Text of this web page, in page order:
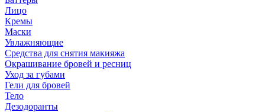
Лицо
Кремы
Маски
Увлажняющие
Средства для снятия макияжа
Окрашивание бровей и ресниц
Уход за губами
Гели для бровей
Тело
Дезодоранты